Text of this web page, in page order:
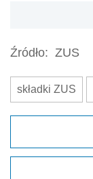
Źródło: ZUS
składki ZUS